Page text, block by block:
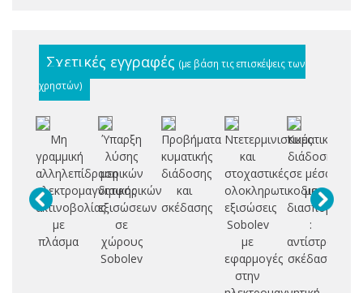
Σχετικές εγγραφές (με βάση τις επισκέψεις των
χρηστών)
Μη
γραμμική
αλληλεπίδραση
ηλεκτρομαγνητικής
ακτινοβολίας
με
πλάσμα
Ύπαρξη
λύσης
μερικών
διαφορικών
εξισώσεων
σε
χώρους
Sobolev
Προβήματα
κυματικής
διάδοσης
και
σκέδασης
Ντετερμινιστικές
και
στοχαστικές
ολοκληρωτικοδιαφορικές
εξισώσεις
Sobolev
με
εφαρμογές
στην
Κυματική
διάδοση
σε μέσα
με
διασπορά
:
αντίστροφη
σκέδαση